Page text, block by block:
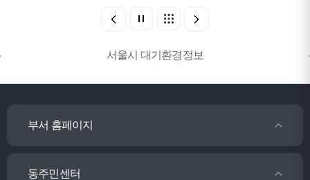
서울시 대기환경정보
부서 홈페이지
동주민센터